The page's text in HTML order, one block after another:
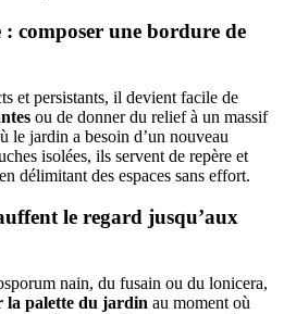
composer une bordure de
et persistants, il devient facile de
ou de donner du relief à un massif
le jardin a besoin d’un nouveau
isolées, ils servent de repère et
délimitant des espaces sans effort.
le regard jusqu’aux
nain, du fusain ou du lonicera,
la palette du jardin au moment où